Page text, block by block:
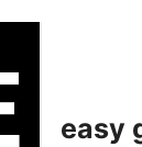
easy